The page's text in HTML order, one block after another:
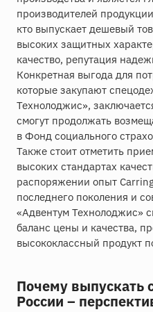
производителей
кто выпускает дешевый
высоких защитных
качество, репутация
Конкретная выгода для
которые закупают
Технолоджис»,
смогут продолжать
в Фонд социального
Также стоит отметить
высоких стандартах
распоряжении опыт
последнего поколения и
«Адвентум Технолоджис»
баланс цены и качества,
высококлассный продукт
Почему выпускать
России –